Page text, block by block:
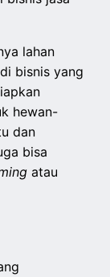
lahan
bisnis yang
hewan-
dan
bisa
atau